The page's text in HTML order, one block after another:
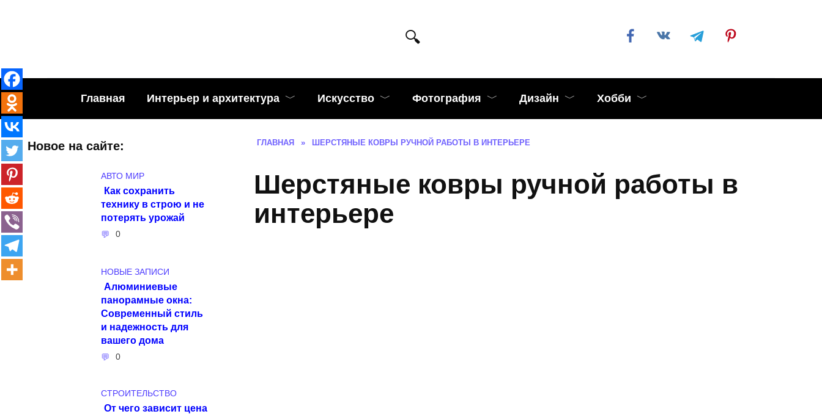
Главная Интерьер и архитектура Искусство Фотография Дизайн Хобби
ГЛАВНАЯ » ШЕРСТЯНЫЕ КОВРЫ РУЧНОЙ РАБОТЫ В ИНТЕРЬЕРЕ
Шерстяные ковры ручной работы в
интерьере
Новое на сайте:
АВТО МИР
Как сохранить
технику в строю и не
потерять урожай
0
НОВЫЕ ЗАПИСИ
Алюминиевые
панорамные окна:
Современный стиль
и надежность для
вашего дома
0
СТРОИТЕЛЬСТВО
От чего зависит цена